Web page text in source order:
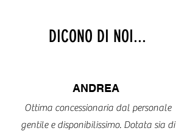
DICONO DI NOI...
ANDREA
Ottima concessionaria dal personale
gentile e disponibilissimo. Dotata sia di